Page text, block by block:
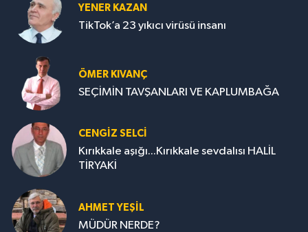
YENER KAZAN
TikTok’a 23 yıkıcı virüsü insanı
ÖMER KIVANÇ
SEÇİMİN TAVŞANLARI VE KAPLUMBAĞA
CENGİZ SELCİ
Kırıkkale aşığı...Kırıkkale sevdalısı HALİL
TİRYAKİ
AHMET YEŞİL
MÜDÜR NERDE?